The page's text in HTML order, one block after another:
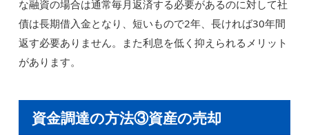
な融資の場合は通常毎月返済する必要があるのに対して社
債は長期借入金となり、短いもので2年、長ければ30年間
返す必要ありません。また利息を低く抑えられるメリット
があります。
資金調達の方法③資産の売却